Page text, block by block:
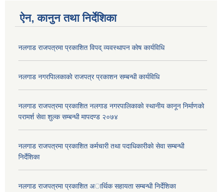
ऐन, कानुन तथा निर्देशिका
नलगाड राजपत्रमा प्रकाशित विपद् व्यवस्थापन काेष कार्यविधि
नलगाड नगरपािलकाकाे राजपत्र प्रकाशन सम्बन्धी कार्यविधि
नलगाड राजपत्रमा प्रकाशित नलगाड नगरपालिकाकाे स्थानीय कानून निर्माणकाे
परामर्श सेवा शुल्क सम्बन्धी मापदण्ड २०७४
नलगाड राजपत्रमा प्रकाशित कर्मचारी तथा पदाधिकारीकाे सेवा सम्बन्धी
निर्देशिका
नलगाड राजपत्रमा प्रकाशित अार्थिक सहायता सम्बन्धी निर्देशिका